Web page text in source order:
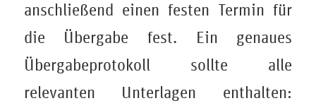
anschließend einen festen Termin für
die Übergabe fest. Ein genaues
Übergabeprotokoll sollte alle
relevanten Unterlagen enthalten: